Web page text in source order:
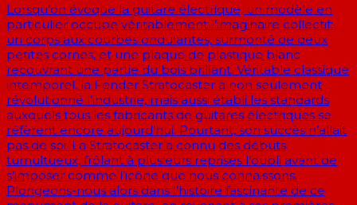
Lorsqu’on évoque la guitare électrique, un modèle en
particulier occupe véritablement l’imaginaire collectif:
un corps aux courbes ondulantes, surmonté de deux
petites cornes, et une plaque de plastique blanc
recouvrant une partie du bois brillant. Véritable classique
intemporel, la Fender Stratocaster a non seulement
révolutionné l’industrie, mais aussi établi les standards
auxquels tous les fabricants de guitares électriques se
réfèrent encore aujourd’hui. Pourtant, son succès n’allait
pas de soi. La Stratocaster a connu des débuts
tumultueux, frôlant à plusieurs reprises l’oubli avant de
s’imposer comme l’icône que nous connaissons.
Plongeons-nous alors dans l’histoire fascinante de ce